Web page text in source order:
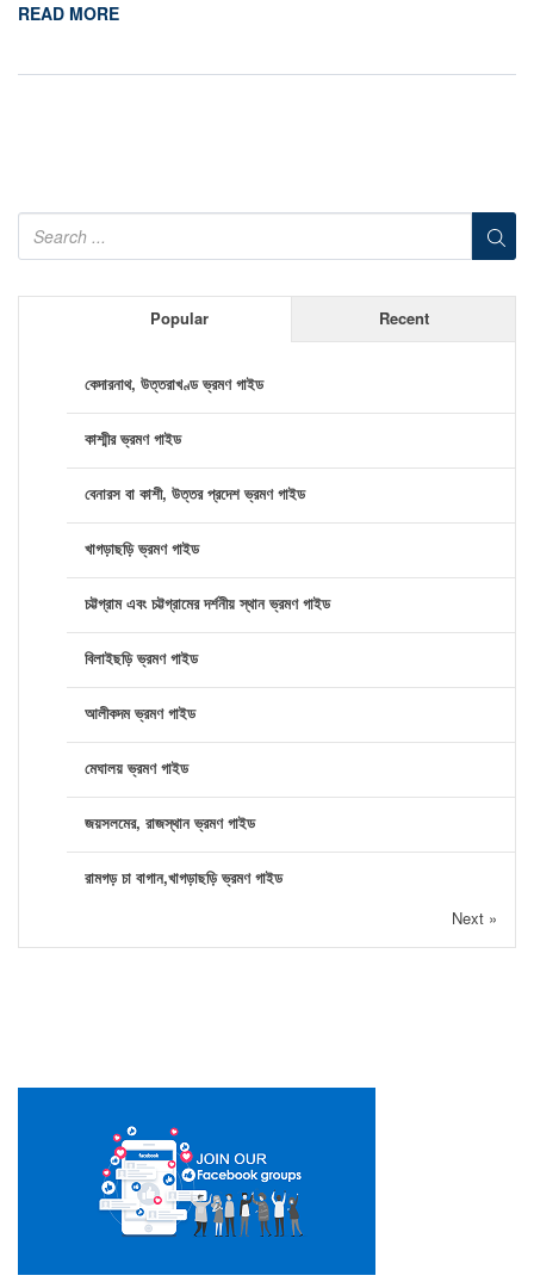
READ MORE
Popular Recent
কেদারনাথ, উত্তরাখণ্ড ভ্রমণ গাইড
কাশ্মীর ভ্রমণ গাইড
বেনারস বা কাশী, উত্তর প্রদেশ ভ্রমণ গাইড
খাগড়াছড়ি ভ্রমণ গাইড
চট্টগ্রাম এবং চট্টগ্রামের দর্শনীয় স্থান ভ্রমণ গাইড
বিলাইছড়ি ভ্রমণ গাইড
আলীকদম ভ্রমণ গাইড
মেঘালয় ভ্রমণ গাইড
জয়সলমের, রাজস্থান ভ্রমণ গাইড
রামগড় চা বাগান,খাগড়াছড়ি ভ্রমণ গাইড
Next »